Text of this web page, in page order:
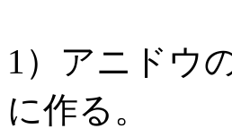
1）アニドウ
に作る。